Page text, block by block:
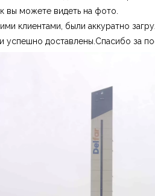
вы можете видеть на фото.
клиентами, были аккуратно
успешно доставлены.Спасибо за